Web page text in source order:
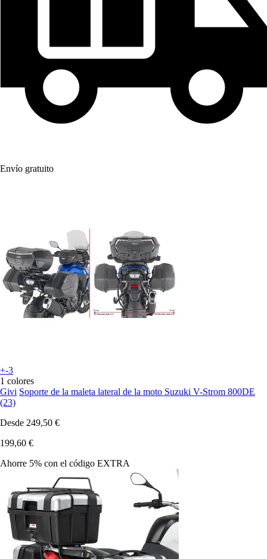
Envío gratuito
+-3
1 colores
Givi Soporte de la maleta lateral de la moto Suzuki V-Strom 800DE
(23)
Desde 249,50 €
199,60 €
Ahorre 5% con el código EXTRA